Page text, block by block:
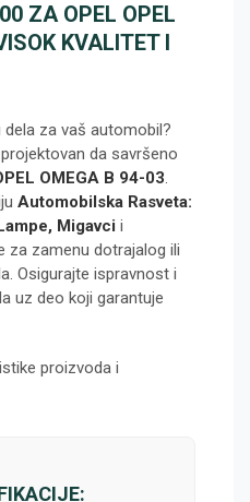
ZA OPEL OPEL
KVALITET I
za vaš automobil?
da savršeno
OMEGA B 94-03.
Automobilska Rasveta:
Migavci i
za zamenu dotrajalog ili
Osigurajte ispravnost i
uz deo koji garantuje
proizvoda i